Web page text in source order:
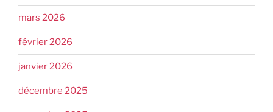
mars 2026
février 2026
janvier 2026
décembre 2025